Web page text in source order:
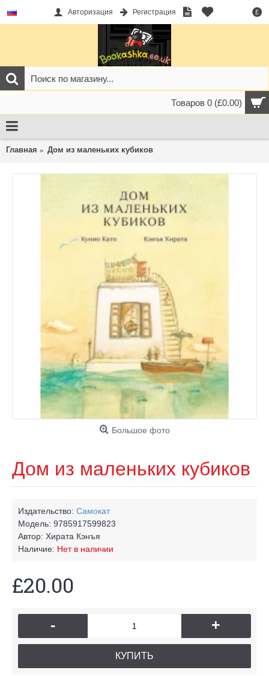
£
Авторизация Регистрация
Товаров 0 (£0.00)
Главная Дом из маленьких кубиков
Большое фото
Дом из маленьких кубиков
Издательство: Самокат
Модель: 9785917599823
Автор: Хирата Кэнъя
Наличие: Нет в наличии
£20.00
- +
КУПИТЬ